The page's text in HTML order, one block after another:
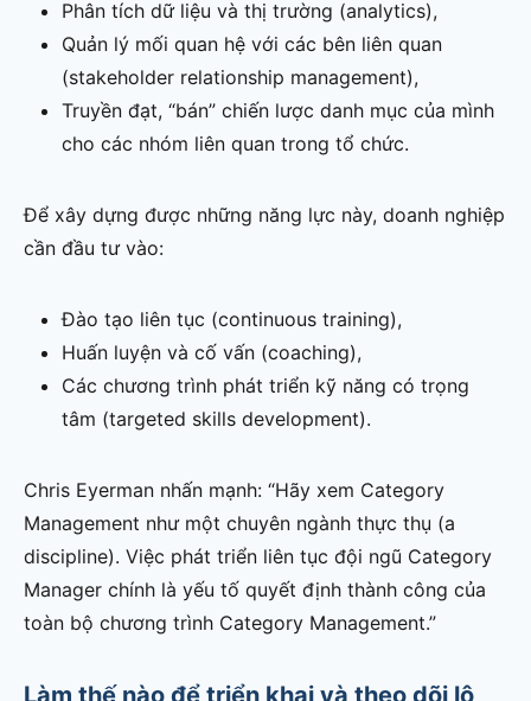
Phân tích dữ liệu và thị trường (analytics),
Quản lý mối quan hệ với các bên liên quan
(stakeholder relationship management),
Truyền đạt, “bán” chiến lược danh mục của mình
cho các nhóm liên quan trong tổ chức.
Để xây dựng được những năng lực này, doanh nghiệp
cần đầu tư vào:
Đào tạo liên tục (continuous training),
Huấn luyện và cố vấn (coaching),
Các chương trình phát triển kỹ năng có trọng
tâm (targeted skills development).
Chris Eyerman nhấn mạnh: “Hãy xem Category
Management như một chuyên ngành thực thụ (a
discipline). Việc phát triển liên tục đội ngũ Category
Manager chính là yếu tố quyết định thành công của
toàn bộ chương trình Category Management.”
Làm thế nào để triển khai và theo dõi lộ